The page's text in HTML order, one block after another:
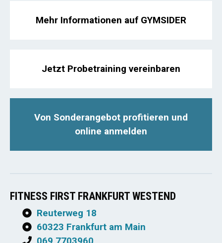
Mehr Informationen auf GYMSIDER
Jetzt Probetraining vereinbaren
Von Sonderangebot profitieren und
online anmelden
FITNESS FIRST FRANKFURT WESTEND
Reuterweg 18
60323 Frankfurt am Main
069 7703960